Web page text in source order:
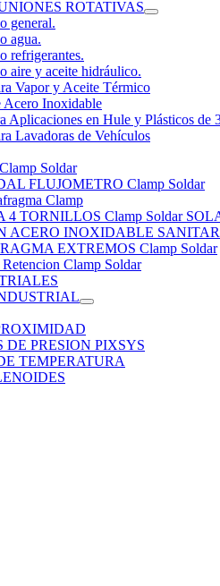
ROTATIVAS
general.
agua.
refrigerantes.
aire y aceite hidráulico.
Vapor y Aceite Térmico
Acero Inoxidable
Aplicaciones en Hule y Plásticos de
Lavadoras de Vehículos
Soldar
FLUJOMETRO Clamp Soldar
Clamp
TORNILLOS Clamp Soldar
ACERO INOXIDABLE
EXTREMOS Clamp Soldar
Clamp Soldar
DE PRESION PIXSYS
TEMPERATURA